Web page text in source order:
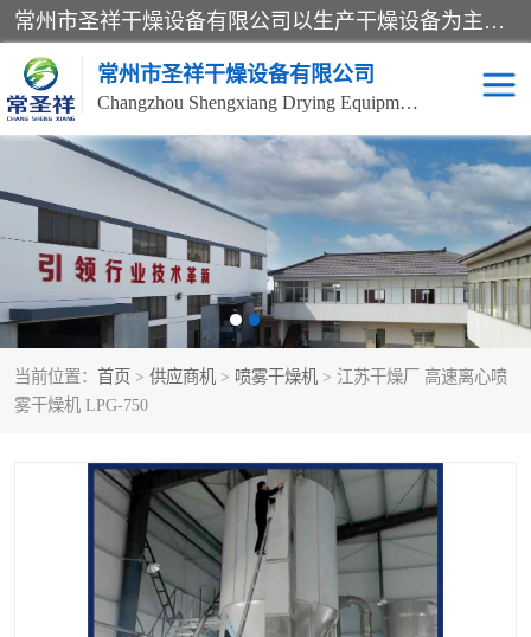
常州市圣祥干燥设备有限公司以生产干燥设备为主导产品，提供：干燥设备、干燥机、混合机、气流干燥机、烘箱、热风循环烘箱、沸腾干燥机、烘干机、喷雾干燥机等产品的生产、制造与销售服务。
常州市圣祥干燥设备有限公司
Changzhou Shengxiang Drying Equipment Co. , Ltd.
当前位置： 首页 > 供应商机 > 喷雾干燥机 > 江苏干燥厂 高速离心喷
雾干燥机 LPG-750
单锥真空干燥机 双锥真空干燥机
气流干燥机 滚筒刮板干燥机
干燥机 闪蒸干燥机
桨叶干燥机 高速混合机
粗粉碎机 带式干燥机
单锥螺带真空干燥机 沸腾干燥机
方形圆形真空干燥机 真空耙式干燥机